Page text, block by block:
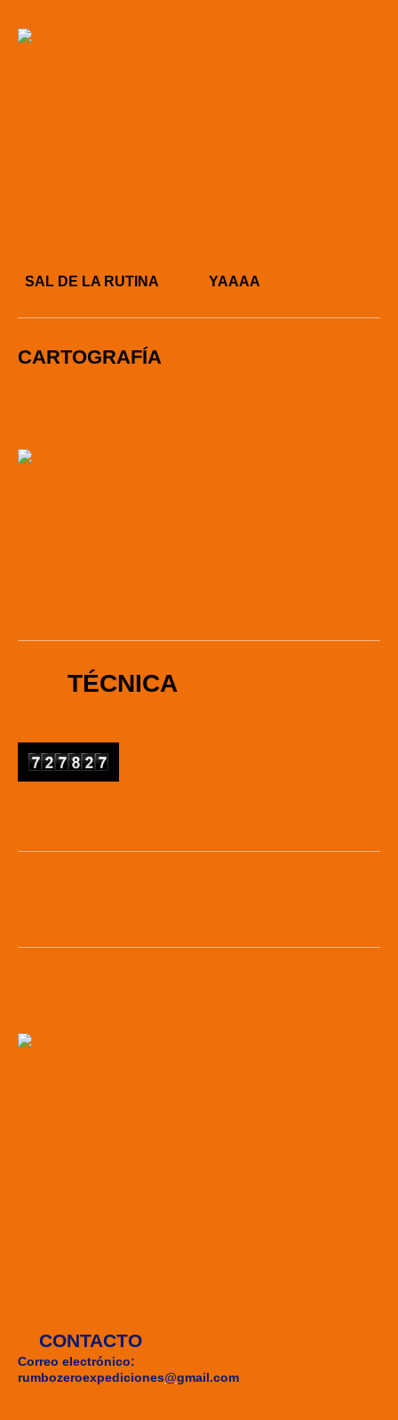
SAL DE LA RUTINA YAAAA
CARTOGRAFÍA
TÉCNICA
CONTACTO
Correo electrónico:
rumbozeroexpediciones@gmail.com